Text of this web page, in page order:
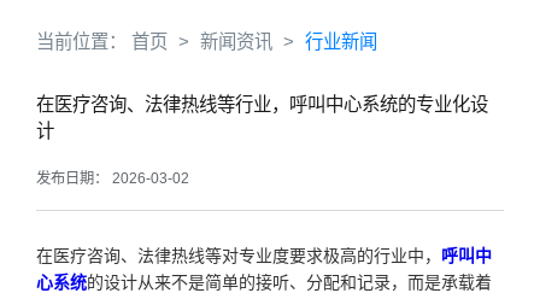
当前位置： 首页 > 新闻资讯 > 行业新闻
在医疗咨询、法律热线等行业，呼叫中心系统的专业化设
计
发布日期： 2026-03-02
在医疗咨询、法律热线等对专业度要求极高的行业中， 呼叫中
心系统的设计从来不是简单的接听、分配和记录，而是承载着